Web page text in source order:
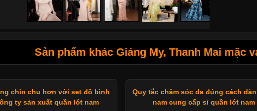
Sản phẩm khác Giáng My, Thanh Mai mặc
chỉn chu hơn với set đồ bình
ty sản xuất quần lót nam
Quy tắc chăm sóc da đúng cách
nam cung cấp sỉ quần lót nam